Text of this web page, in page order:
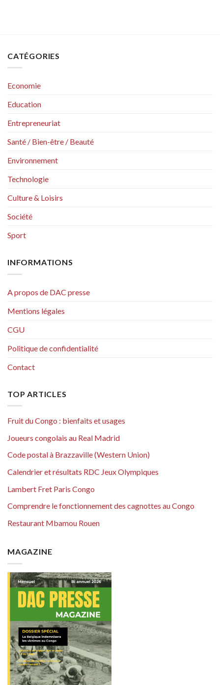
CATÉGORIES
Economie
Education
Entrepreneuriat
Santé / Bien-être / Beauté
Environnement
Technologie
Culture & Loisirs
Société
Sport
INFORMATIONS
A propos de DAC presse
Mentions légales
CGU
Politique de confidentialité
Contact
TOP ARTICLES
Fruit du Congo : bienfaits et usages
Joueurs congolais au Real Madrid
Code postal à Brazzaville (Western Union)
Calendrier et résultats RDC Jeux Olympiques
Lambert Fret Paris Congo
Comprendre le fonctionnement des cagnottes au Congo
Restaurant Mbamou Rouen
MAGAZINE